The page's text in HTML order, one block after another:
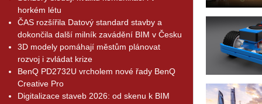
horkém létu
ČAS rozšířila Datový standard stavby a
dokončila další milník zavádění BIM v Česku
3D modely pomáhají městům plánovat
rozvoj i zvládat krize
BenQ PD2732U vrcholem nové řady BenQ
Creative Pro
Digitalizace staveb 2026: od skenu k BIM